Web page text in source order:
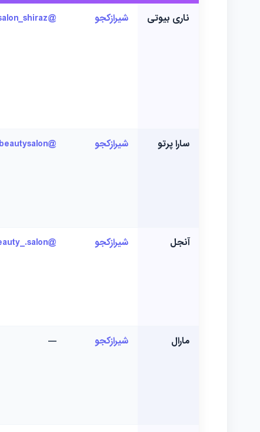
ناری بیوتی شیرازکجو @narybeautysalon_shiraz
سارا پرتو شیرازکجو @saraparto_beautysalon
آنجل شیرازکجو @angel_beauty_.salon
مارال شیرازکجو —